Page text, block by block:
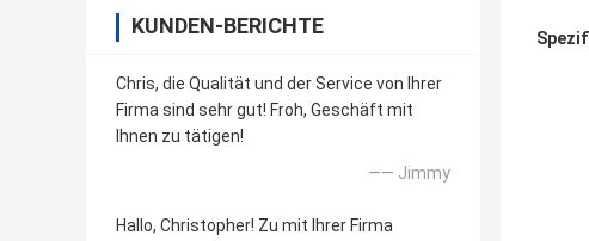
KUNDEN-BERICHTE
Chris, die Qualität und der Service von Ihrer
Firma sind sehr gut! Froh, Geschäft mit
Ihnen zu tätigen!
—— Jimmy
Hallo, Christopher! Zu mit Ihrer Firma